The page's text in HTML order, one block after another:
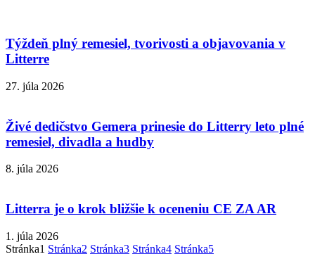
Týždeň plný remesiel, tvorivosti a objavovania v
Litterre
27. júla 2026
Živé dedičstvo Gemera prinesie do Litterry leto plné
remesiel, divadla a hudby
8. júla 2026
Litterra je o krok bližšie k oceneniu CE ZA AR
1. júla 2026
Stránka1 Stránka2 Stránka3 Stránka4 Stránka5